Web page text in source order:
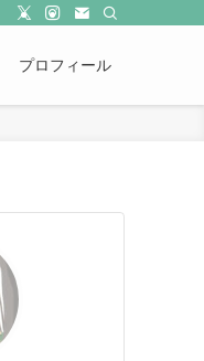
プロフィール